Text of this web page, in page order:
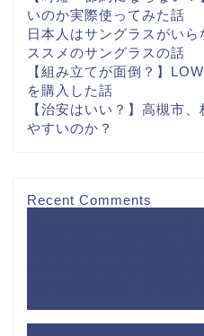
いのか実際使ってみた話
日本人はサングラスがい
ススメのサングラスの話
【組み立てが面倒？】
を購入した話
【治安はいい？】高槻市
やすいのか？
Recent Comments